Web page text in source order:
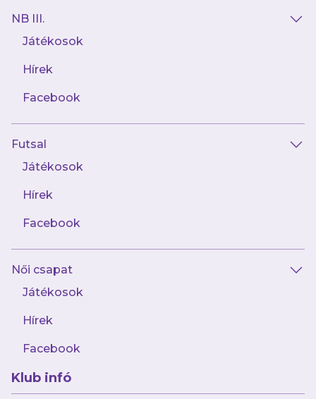
NB III.
Játékosok
Hírek
Facebook
Futsal
Játékosok
Hírek
Facebook
Női csapat
Játékosok
Hírek
Facebook
Klub infó
2024.06.27
Baranyai Nimród: Csoboth Kevin példája